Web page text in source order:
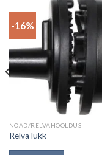
-16%
NOAD/RELVAHOOLDUS
Relva lukk